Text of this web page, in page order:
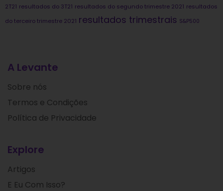
2T21 resultados do 3T21 resultados do segundo trimestre 2021 resultados
do terceiro trimestre 2021 resultados trimestrais S&P500
A Levante
Sobre nós
Termos e Condições
Política de Privacidade
Explore
Artigos
E Eu Com Isso?